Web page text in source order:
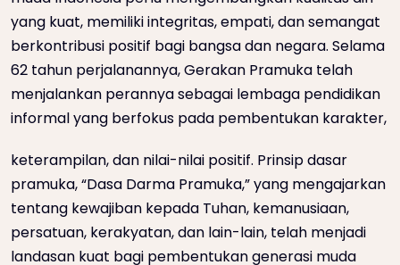
yang kuat, memiliki integritas, empati, dan semangat
berkontribusi positif bagi bangsa dan negara. Selama
62 tahun perjalanannya, Gerakan Pramuka telah
menjalankan perannya sebagai lembaga pendidikan
informal yang berfokus pada pembentukan karakter,
keterampilan, dan nilai-nilai positif. Prinsip dasar
pramuka, “Dasa Darma Pramuka,” yang mengajarkan
tentang kewajiban kepada Tuhan, kemanusiaan,
persatuan, kerakyatan, dan lain-lain, telah menjadi
landasan kuat bagi pembentukan generasi muda